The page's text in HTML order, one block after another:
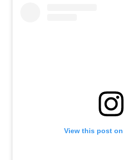
View this post on